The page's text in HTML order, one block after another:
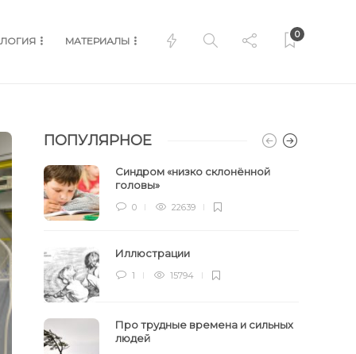
МАТЕРИАЛЫ
0
ПОПУЛЯРНОЕ
Синдром «низко склонённой
головы»
0 22639
Иллюстрации
1 15794
Про трудные времена и сильных
людей